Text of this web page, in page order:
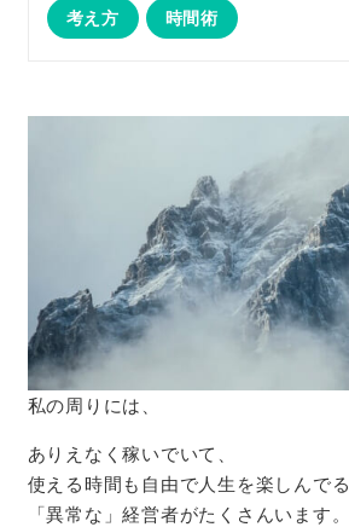
考え方 時間術
私の周りには、
ありえなく稼いでいて、
使える時間も自由で人生を楽しんでる
「異常な」経営者がたくさんいます。